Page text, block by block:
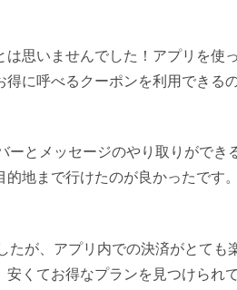
思いませんでした！アプリを使
に呼べるクーポンを利用できる
ーとメッセージのやり取りができ
地まで行けたのが良かったです
たが、アプリ内での決済がとても
くてお得なプランを見つけられ